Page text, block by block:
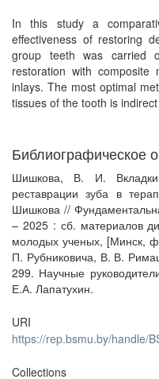
In this study a
effectiveness of restoring
group teeth was carried
restoration with
inlays. The most optimal
tissues of the tooth is
Библиографическое
Шишкова, В. И. Вкладки
реставрации зуба в
Шишкова //
– 2025 : сб. материалов
молодых ученых, [Минск,
П. Рубниковича, В. В.
299. Научные
Е.А. Лапатухин.
URI
https://rep.bsmu.by/handle/
Collections